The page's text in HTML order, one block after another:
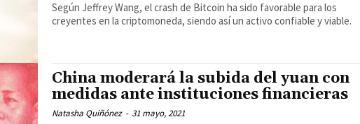
Según Jeffrey Wang, el crash de Bitcoin ha sido favorable para los
creyentes en la criptomoneda, siendo así un activo confiable y viable.
China moderará la subida del yuan con
medidas ante instituciones financieras
Natasha Quiñónez - 31 mayo, 2021